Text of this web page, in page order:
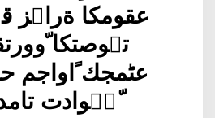
عقومكا ةراۂز
تۂوصتكا
عڻمجك ًاواجم
ّتٙوادت